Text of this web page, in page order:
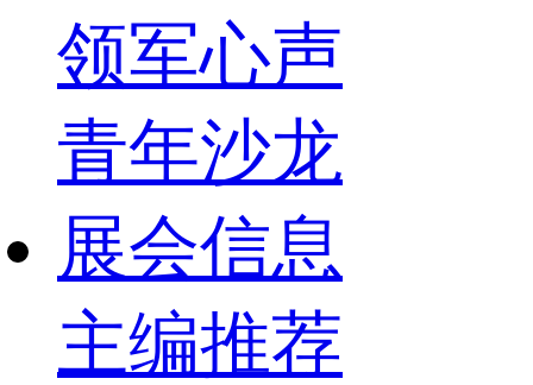
领军心声
青年沙龙
展会信息
主编推荐